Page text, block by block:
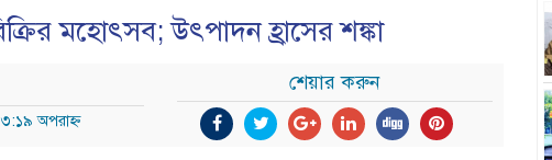
মহোৎসব; উৎপাদন হ্রাসের শঙ্কা
অপরাহ্ন
শেয়ার করুন